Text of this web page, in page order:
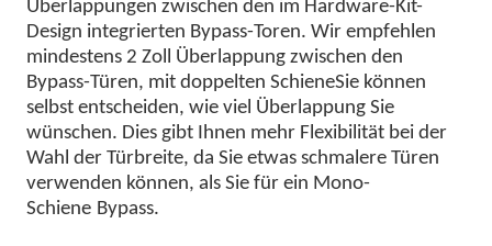
Überlappungen zwischen den im Hardware-Kit-
Design integrierten Bypass-Toren. Wir empfehlen
mindestens 2 Zoll Überlappung zwischen den
Bypass-Türen, mit doppeltenSchieneSie können
selbst entscheiden, wie viel Überlappung Sie
wünschen. Dies gibt Ihnen mehr Flexibilität bei der
Wahl der Türbreite, da Sie etwas schmalere Türen
verwenden können, als Sie für ein Mono-
Schiene Bypass.